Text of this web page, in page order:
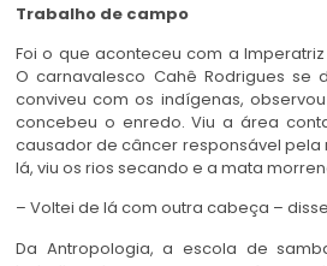
Trabalho de campo
Foi o que aconteceu com a Imperatriz
O carnavalesco Cahê Rodrigues se
conviveu com os indígenas,
concebeu o enredo. Viu a área
causador de câncer responsável
lá, viu os rios secando e a mata
– Voltei de lá com outra cabeça –
Da Antropologia, a escola de